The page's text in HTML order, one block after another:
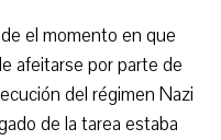
el momento en que
afeitarse por parte de
del régimen Nazi
de la tarea estaba